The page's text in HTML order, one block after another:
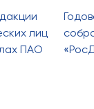
лиц
ПАО